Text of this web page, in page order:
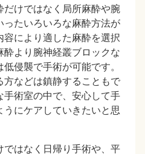
だけではなく局所麻酔や腕
たいろいろな麻酔方法が
により適した麻酔を選択
酔より腕神経叢ブロックな
侵襲で手術が可能です。
方などは鎮静することもで
手術室の中で、安心して手
にケアしていきたいと思
ではなく日帰り手術や、平